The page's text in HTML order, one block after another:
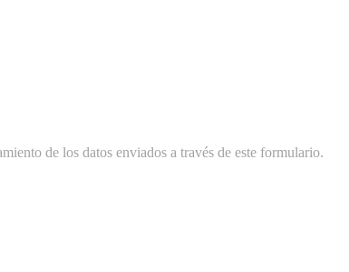
de los datos enviados a través de este formulario.